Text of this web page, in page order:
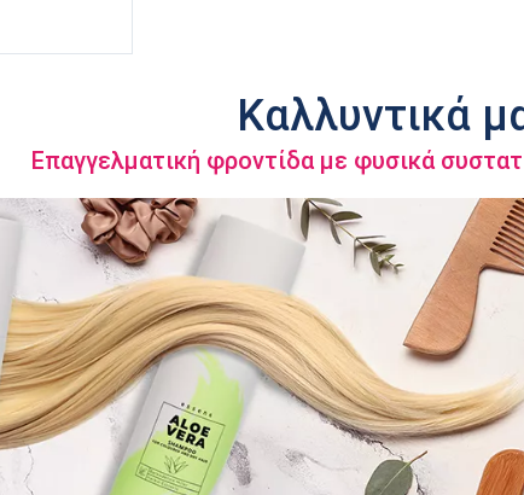
Καλλυντικά
Επαγγελματική φροντίδα με φυσικά